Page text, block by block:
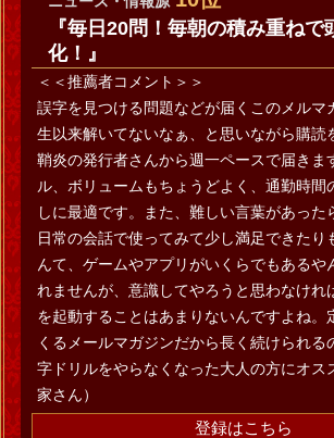
『毎日20問！毎朝の積み重ねで
化！』
＜＜推薦者コメント＞＞
誤字を見つける問題などが届くこのメルマ
生以来解いてないなぁ、と思いながら購読
鞘炎の発行者さんから週一ペースで届きま
ル、ボリュームもちょうどよく、通勤時間
しに最適です。また、難しい言葉があった
日常の会話で使ってみて少し満足できたり
んて、ゲームやアプリがいくらでもあるや
れませんが、意識してやろうと思わなけれ
を起動することはあまりないんですよね。
くるメールマガジンだから長く続けられる
字ドリルをやらなくなった大人の方にオス
家さん）
登録はこちら